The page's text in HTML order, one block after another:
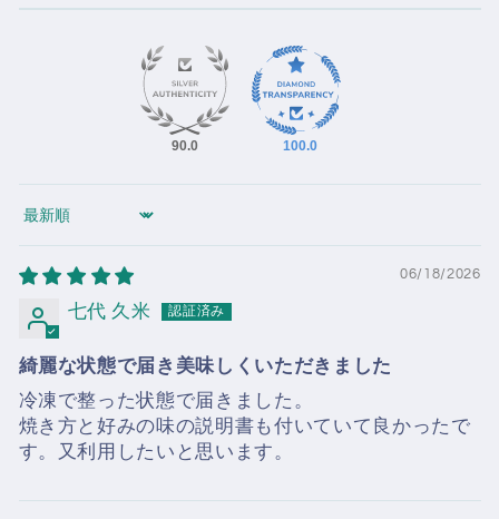
90.0 100.0
Sort by
06/18/2026
七代 久米
綺麗な状態で届き美味しくいただきました
冷凍で整った状態で届きました。
焼き方と好みの味の説明書も付いていて良かったで
す。又利用したいと思います。